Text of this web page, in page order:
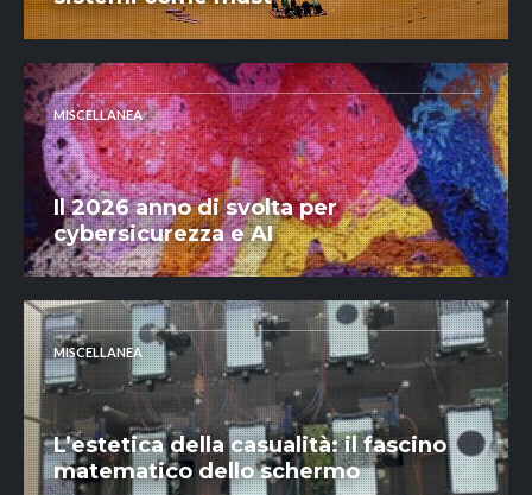
MISCELLANEA
Il 2026 anno di svolta per
cybersicurezza e AI
MISCELLANEA
L’estetica della casualità: il fascino
matematico dello schermo